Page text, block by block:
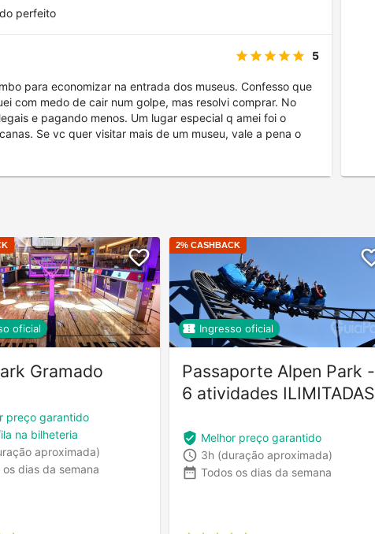
perfeito
5
para economizar na entrada dos museus. Confesso que
com medo de cair num golpe, mas resolvi comprar. No
e pagando menos. Um lugar especial q amei foi o
Se vc quer visitar mais de um museu, vale a pena o
oficial
Gramado
preço garantido
na bilheteria
aproximada)
os dias da semana
2% CASHBACK
Ingresso oficial
Passaporte Alpen Park -
6 atividades ILIMITADAS
Melhor preço garantido
3h (duração aproximada)
Todos os dias da semana